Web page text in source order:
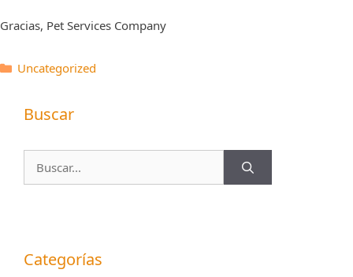
Gracias, Pet Services Company
Categorías
Uncategorized
Buscar
Categorías